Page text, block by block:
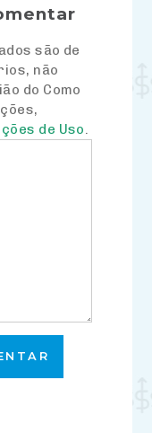
são de
não
do Como
de Uso.